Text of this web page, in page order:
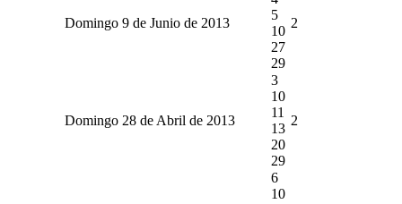
Domingo 9 de Junio de 2013
5
10
27
29
2
Domingo 28 de Abril de 2013
3
10
11
13
20
29
2
6
10